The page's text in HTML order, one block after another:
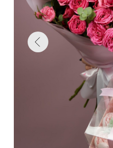
Подарочный набор
"Жемчужина сада"
Намекнуть о подарке